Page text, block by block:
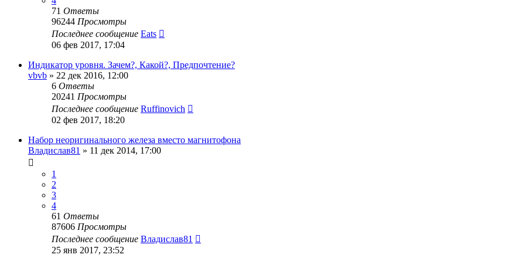
71 Ответы
96244 Просмотры
Последнее сообщение Eats
06 фев 2017, 17:04
Индикатор уровня. Зачем?, Какой?, Предпочтение?
vbvb » 22 дек 2016, 12:00
6 Ответы
20241 Просмотры
Последнее сообщение Ruffinovich
02 фев 2017, 18:20
Набор неоригинального железа вместо магнитофона
Владислав81 » 11 дек 2014, 17:00
1
2
3
4
61 Ответы
87606 Просмотры
Последнее сообщение Владислав81
25 янв 2017, 23:52